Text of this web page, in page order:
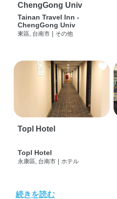
ChengGong Univ
Tainan Travel Inn -
ChengGong Univ
東區, 台南市 | その他
Topl Hotel
Topl Hotel
永康區, 台南市 | ホテル
続きを読む